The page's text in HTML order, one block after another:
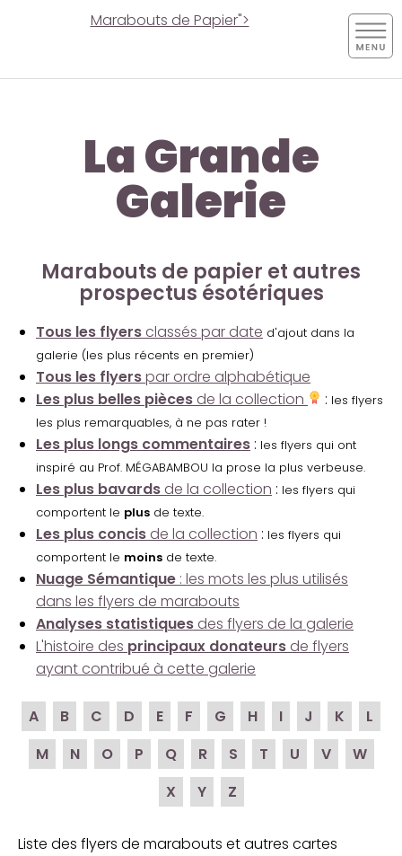
Marabouts de Papier">
La Grande
Galerie
Marabouts de papier et autres
prospectus ésotériques
Tous les flyers classés par date d'ajout dans la
galerie (les plus récents en premier)
Tous les flyerspar ordre alphabétique
Les plus belles pièces de la collection : les flyers
les plus remarquables, à ne pas rater !
Les plus longs commentaires : les flyers qui ont
inspiré au Prof. MÉGABAMBOU la prose la plus verbeuse.
Les plus bavards de la collection : les flyers qui
comportent le plus de texte.
Les plus concis de la collection : les flyers qui
comportent le moins de texte.
Nuage Sémantique : les mots les plus utilisés
dans les flyers de marabouts
Analyses statistiques des flyers de la galerie
L'histoire des principaux donateurs de flyers
ayant contribué à cette galerie
A B C D E F G H I J K
L
M
N O P Q R S T U V
W
X
Y Z
Liste des flyers de marabouts et autres cartes